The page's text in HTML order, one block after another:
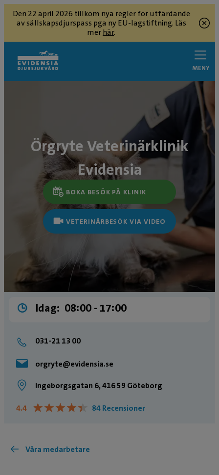
Den 22 april 2026 tillkom nya regler för utfärdande
av sällskapsdjurspass pga ny EU-lagstiftning. Läs
merhär.
MENY
Örgryte Veterinärklinik
Evidensia
BOKA BESÖK PÅ KLINIK
VETERINÄRBESÖK VIA VIDEO
Idag: 08:00 ­- 17:00
031-21 13 00
orgryte@evidensia.se
Ingeborgsgatan 6, 416 59 Göteborg
4.4 ★★★★★
★★★★★ 84 Recensioner
Våra medarbetare